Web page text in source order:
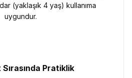
(yaklaşık 4 yaş) kullanıma
uygundur.
Pratiklik